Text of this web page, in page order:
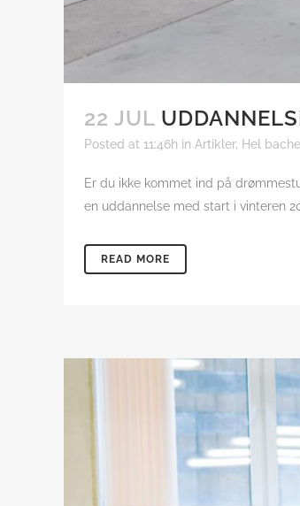
22 JUL
Posted at 11:46h in Artikler, Hel
Er du ikke kommet ind på
en uddannelse med start i vinteren
READ MORE